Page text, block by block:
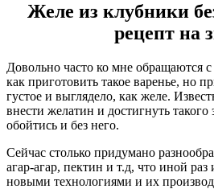
Желе из клубники
рецепт на
Довольно часто ко мне обращаются
как приготовить такое варенье, но
густое и выглядело, как желе.
внести желатин и достигнуть
обойтись и без него.
Сейчас столько придумано
агар-агар, пектин и т.д, что иной раз
новыми технологиями и их